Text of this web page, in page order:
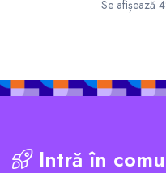
Se afișează
Intră în